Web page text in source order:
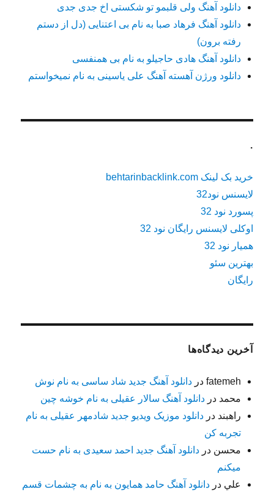
دانلود آهنگ ولی قلبمو تو شکستی اخ جدی جدی
دانلود آهنگ فرهاد صبا به نام بی اعتنایی (دل از دستم
رفته برون)
دانلود آهنگ هادی حاجیلو به نام بی همنفسی
دانلود ورژن آهسته آهنگ علی یاسینی به نام نمیخواستم
.
خرید بک لینک behtarinbacklink.com
لایسنس نود32
پسورد نود 32
اوکلی لایسنس رایگان نود 32
همیار نود 32
بهترین سئو
رایگان
آخرین دیدگاه‌ها
fatemeh دردانلود آهنگ جدید شاد ساسی به نام نوش
محمد دردانلود آهنگ سالار عقیلی به نام خوشه چین
راهبند دردانلود موزیک ویدیو جدید شادمهر عقیلی به نام
تجربه کن
محسن دردانلود آهنگ جدید احمد سعیدی به نام حست
میکنم
علي دردانلود آهنگ حامد همایون به نام به چشمات قسم